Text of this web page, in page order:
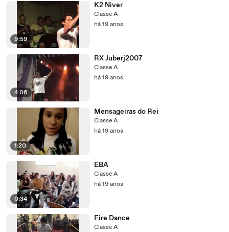
9:59
K2 Niver
Classe A
há 19 anos
4:06
RX Juberj2007
Classe A
há 19 anos
1:20
Mensageiras do Rei
Classe A
há 19 anos
0:34
EBA
Classe A
há 19 anos
Fire Dance
Classe A